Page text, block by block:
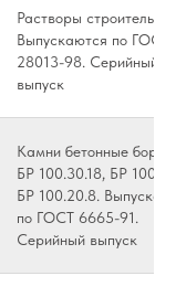
Растворы
Выпускаются по ГОСТ
28013-98. Серийный
выпуск
Камни бетонные
БР 100.30.18, БР
БР 100.20.8.
по ГОСТ 6665-91.
Серийный выпуск